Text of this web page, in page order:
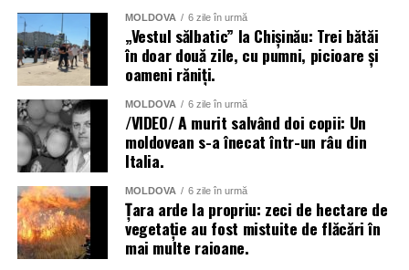
MOLDOVA 6 zile în urmă
„Vestul sălbatic” la Chișinău: Trei bătăi
în doar două zile, cu pumni, picioare și
oameni răniți.
MOLDOVA 6 zile în urmă
/VIDEO/ A murit salvând doi copii: Un
moldovean s-a înecat într-un râu din
Italia.
MOLDOVA 6 zile în urmă
Țara arde la propriu: zeci de hectare de
vegetație au fost mistuite de flăcări în
mai multe raioane.